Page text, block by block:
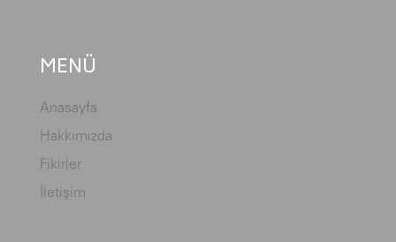
MENÜ
Anasayfa
Hakkımızda
Fikirler
İletişim